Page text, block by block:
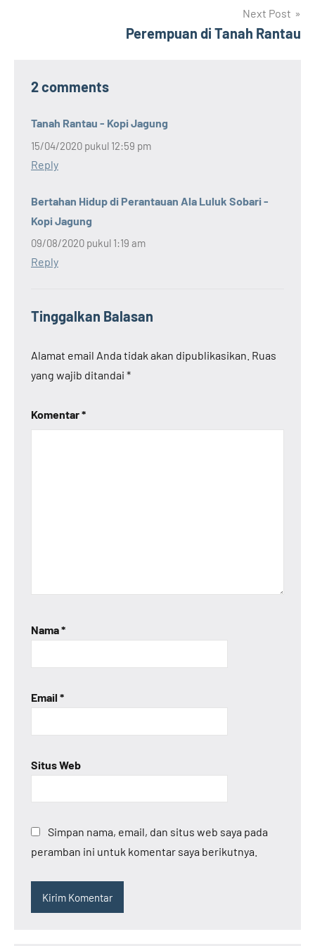
Next Post
Perempuan di Tanah Rantau
2 comments
Tanah Rantau - Kopi Jagung
15/04/2020 pukul 12:59 pm
Reply
Bertahan Hidup di Perantauan Ala Luluk Sobari -
Kopi Jagung
09/08/2020 pukul 1:19 am
Reply
Tinggalkan Balasan
Alamat email Anda tidak akan dipublikasikan. Ruas
yang wajib ditandai *
Komentar*
Nama*
Email *
Situs Web
Simpan nama, email, dan situs web saya pada
peramban ini untuk komentar saya berikutnya.